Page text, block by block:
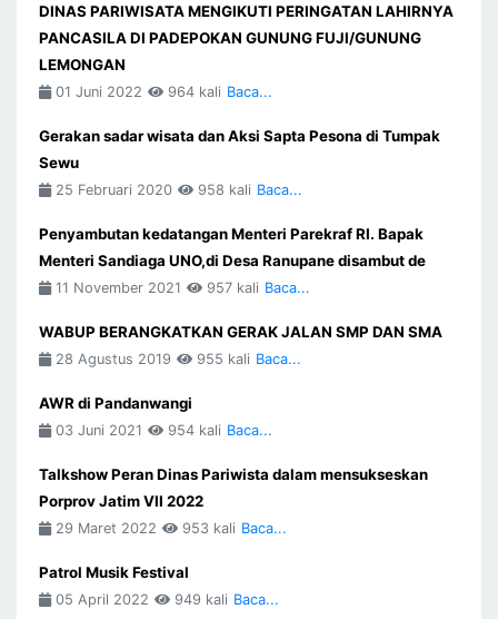
DINAS PARIWISATA MENGIKUTI PERINGATAN LAHIRNYA
PANCASILA DI PADEPOKAN GUNUNG FUJI/GUNUNG
LEMONGAN
01 Juni 2022 964 kali Baca...
Gerakan sadar wisata dan Aksi Sapta Pesona di Tumpak
Sewu
25 Februari 2020 958 kali Baca...
Penyambutan kedatangan Menteri Parekraf RI. Bapak
Menteri Sandiaga UNO,di Desa Ranupane disambut de
11 November 2021 957 kali Baca...
WABUP BERANGKATKAN GERAK JALAN SMP DAN SMA
28 Agustus 2019 955 kali Baca...
AWR di Pandanwangi
03 Juni 2021 954 kali Baca...
Talkshow Peran Dinas Pariwista dalam mensukseskan
Porprov Jatim VII 2022
29 Maret 2022 953 kali Baca...
Patrol Musik Festival
05 April 2022 949 kali Baca...